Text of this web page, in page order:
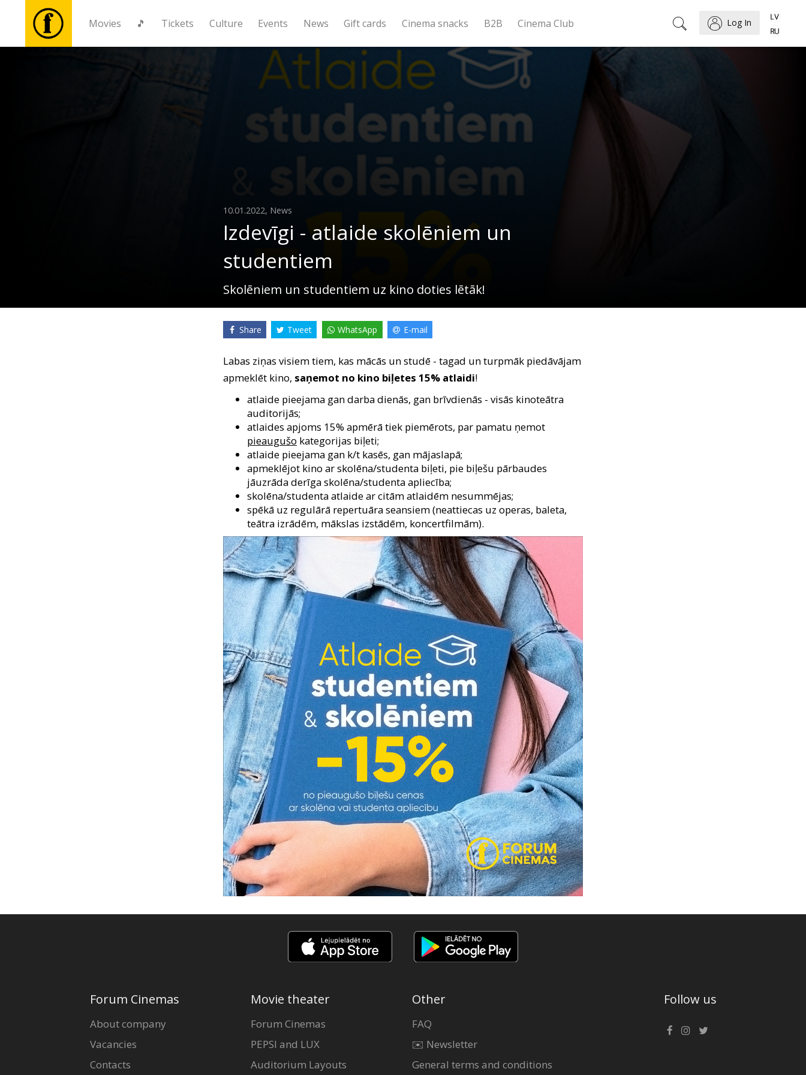
Movies 🎵 Tickets Culture Events News Gift cards Cinema snacks B2B Cinema Club Log In
10.01.2022, News
Izdevīgi - atlaide skolēniem un
studentiem
Skolēniem un studentiem uz kino doties lētāk!
Share Tweet WhatsApp E-mail
Labas ziņas visiem tiem, kas mācās un studē - tagad un turpmāk piedāvājam
apmeklēt kino, saņemot no kino biļetes 15% atlaidi!
atlaide pieejama gan darba dienās, gan brīvdienās - visās kinoteātra
auditorijās;
atlaides apjoms 15% apmērā tiek piemērots, par pamatu ņemot
pieaugušo kategorijas biļeti;
atlaide pieejama gan k/t kasēs, gan mājaslapā;
apmeklējot kino ar skolēna/studenta biļeti, pie biļešu pārbaudes
jāuzrāda derīga skolēna/studenta apliecība;
skolēna/studenta atlaide ar citām atlaidēm nesummējas;
spēkā uz regulārā repertuāra seansiem (neattiecas uz operas, baleta,
teātra izrādēm, mākslas izstādēm, koncertfilmām).
Forum Cinemas
About company
Vacancies
Contacts
Movie theater
Forum Cinemas
PEPSI and LUX
Auditorium Layouts
Other
FAQ
✉️ Newsletter
General terms and conditions
Follow us